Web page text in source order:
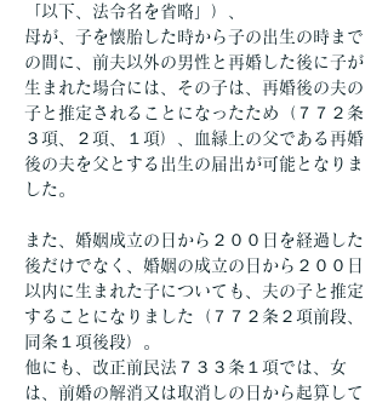
「以下、法令名を省略」）、
母が、子を懐胎した時から子の出生の時まで
の間に、前夫以外の男性と再婚した後に子が
生まれた場合には、その子は、再婚後の夫の
子と推定されることになったため（７７２条
３項、２項、１項）、血縁上の父である再婚
後の夫を父とする出生の届出が可能となりま
した。
また、婚姻成立の日から２００日を経過した
後だけでなく、婚姻の成立の日から２００日
以内に生まれた子についても、夫の子と推定
することになりました（７７２条２項前段、
同条１項後段）。
他にも、改正前民法７３３条１項では、女
は、前婚の解消又は取消しの日から起算して